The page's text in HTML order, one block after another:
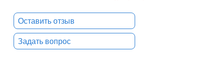
Оставить отзыв
Задать вопрос